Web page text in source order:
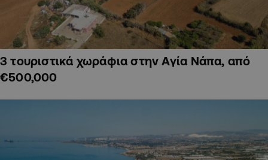
3 τουριστικά χωράφια στην Αγία Νάπα, από
€500,000